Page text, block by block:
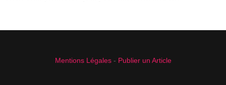
Mentions Légales- Publier un Article